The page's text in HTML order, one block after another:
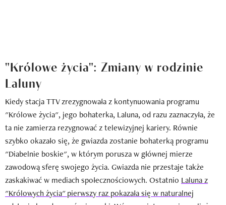
"Królowe życia": Zmiany w rodzinie
Laluny
Kiedy stacja TTV zrezygnowała z kontynuowania programu
"Królowe życia", jego bohaterka, Laluna, od razu zaznaczyła, że
ta nie zamierza rezygnować z telewizyjnej kariery. Równie
szybko okazało się, że gwiazda zostanie bohaterką programu
"Diabelnie boskie", w którym porusza w głównej mierze
zawodową sferę swojego życia. Gwiazda nie przestaje także
zaskakiwać w mediach społecznościowych. Ostatnio Laluna z
"Królowych życia" pierwszy raz pokazała się w naturalnej